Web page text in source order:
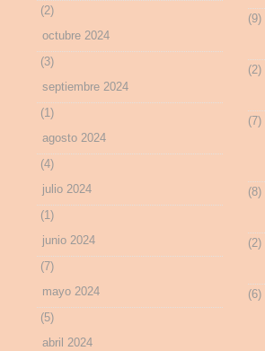
(2)
octubre 2024
(3)
septiembre 2024
(1)
agosto 2024
(4)
julio 2024
(1)
junio 2024
(7)
mayo 2024
(5)
abril 2024
(9)
(2)
(7)
(8)
(2)
(6)